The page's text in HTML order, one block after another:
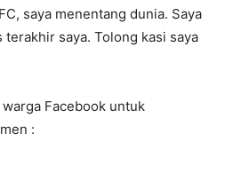
saya menentang dunia. Saya
terakhir saya. Tolong kasi saya
Facebook untuk
: